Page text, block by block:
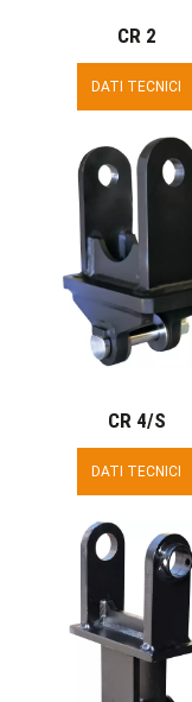
CR 2
DATI TECNICI
CR 4/S
DATI TECNICI